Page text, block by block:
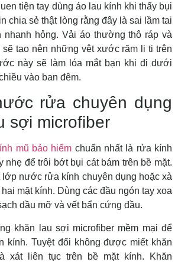
tiện tay dùng áo lau kính khi thấy bụi
chia sẻ thật lòng rằng đây là sai lầm tai
nhanh hỏng. Vải áo thường thô ráp và
tạo nên những vệt xước răm li ti trên
này sẽ làm lóa mắt bạn khi đi dưới
vào ban đêm.
rửa chuyên dụng
sợi microfiber
mũ bảo hiểm chuẩn nhất là rửa kính
để trôi bớt bụi cát bám trên bề mặt.
lớp nước rửa kính chuyên dụng hoặc xà
mặt kính. Dùng các đầu ngón tay xoa
dầu mỡ và vết bẩn cứng đầu.
khăn lau sợi microfiber mềm mại để
kính. Tuyệt đối không được miết khăn
xát liên tục trên bề mặt kính. Khăn